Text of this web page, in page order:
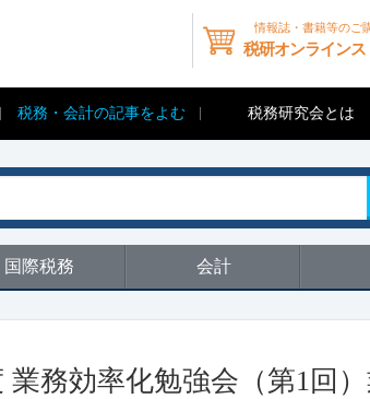
情報誌・書籍等のご
税研オンラインス
税務・会計の記事をよむ 税務研究会とは
国際税務 会計
業務効率化勉強会（第1回